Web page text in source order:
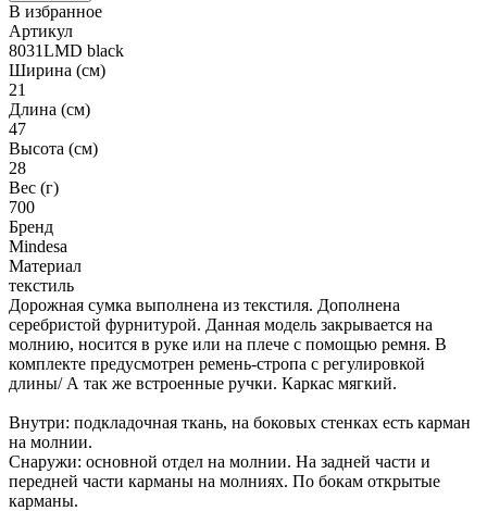
В избранное
Артикул
8031LMD black
Ширина (см)
21
Длина (см)
47
Высота (см)
28
Вес (г)
700
Бренд
Mindesa
Материал
текстиль
Дорожная сумка выполнена из текстиля. Дополнена
серебристой фурнитурой. Данная модель закрывается на
молнию, носится в руке или на плече с помощью ремня. В
комплекте предусмотрен ремень-стропа с регулировкой
длины/ А так же встроенные ручки. Каркас мягкий.
Внутри: подкладочная ткань, на боковых стенках есть карман
на молнии.
Снаружи: основной отдел на молнии. На задней части и
передней части карманы на молниях. По бокам открытые
карманы.